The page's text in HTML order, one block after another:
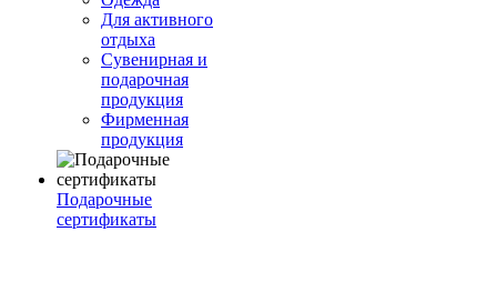
Для активного
отдыха
Сувенирная и
подарочная
продукция
Фирменная
продукция
Подарочные
сертификаты